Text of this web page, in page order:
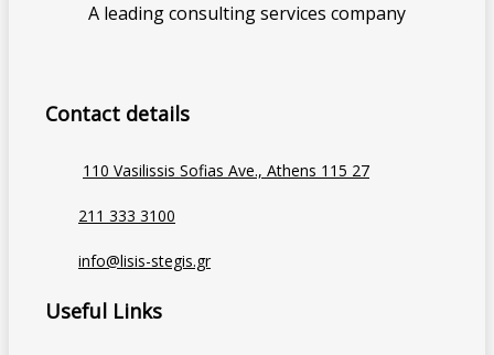
A leading consulting services company
Contact details
110 Vasilissis Sofias Ave., Athens 115 27
211 333 3100
info@lisis-stegis.gr
Useful Links